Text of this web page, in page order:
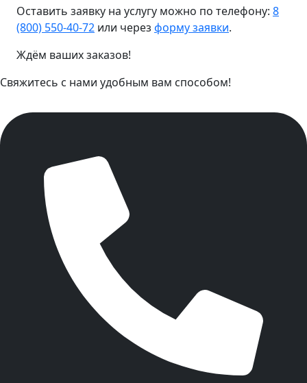
Оставить заявку на услугу можно по телефону: 8
(800) 550-40-72 или через форму заявки.
Ждём ваших заказов!
Свяжитесь с нами удобным вам способом!